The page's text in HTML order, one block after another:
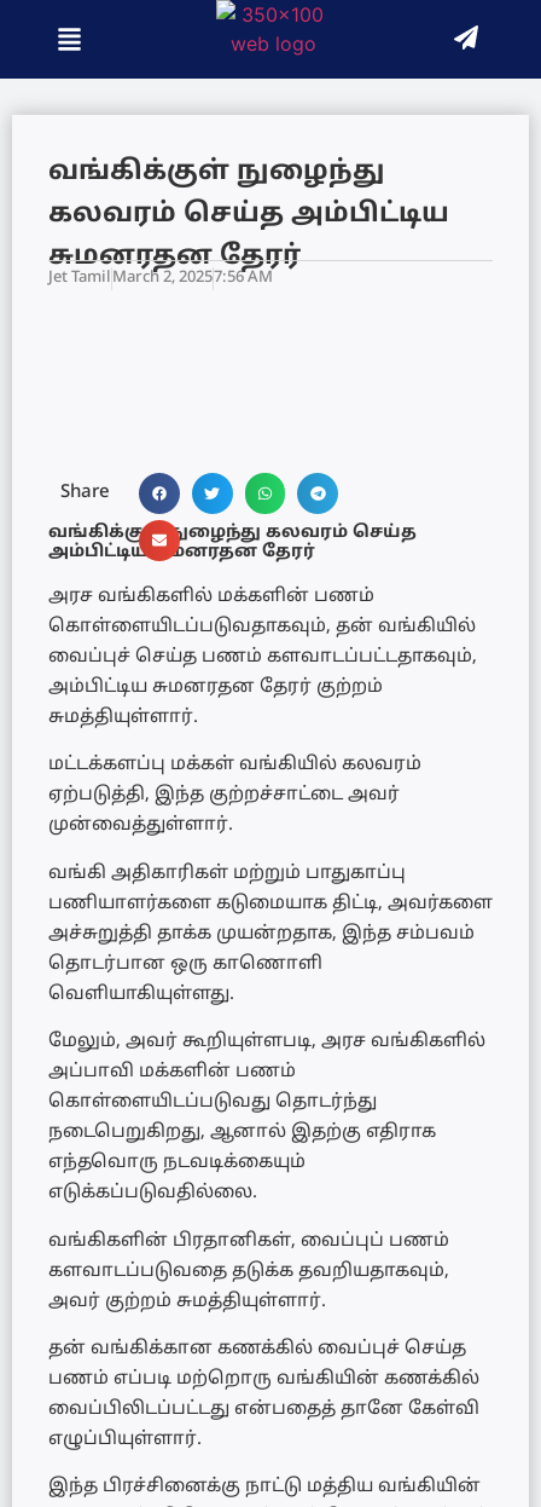
வங்கிக்குள் நுழைந்து
கலவரம் செய்த அம்பிட்டிய
சுமனரதன தேரர்
Jet TamilMarch 2, 20257:56 AM
Share
வங்கிக்குள் நுழைந்து கலவரம் செய்த
அம்பிட்டிய சுமனரதன தேரர்
அரச வங்கிகளில் மக்களின் பணம்
கொள்ளையிடப்படுவதாகவும், தன் வங்கியில்
வைப்புச் செய்த பணம் களவாடப்பட்டதாகவும்,
அம்பிட்டிய சுமனரதன தேரர் குற்றம்
சுமத்தியுள்ளார்.
மட்டக்களப்பு மக்கள் வங்கியில் கலவரம்
ஏற்படுத்தி, இந்த குற்றச்சாட்டை அவர்
முன்வைத்துள்ளார்.
வங்கி அதிகாரிகள் மற்றும் பாதுகாப்பு
பணியாளர்களை கடுமையாக திட்டி, அவர்களை
அச்சுறுத்தி தாக்க முயன்றதாக, இந்த சம்பவம்
தொடர்பான ஒரு காணொளி
வெளியாகியுள்ளது.
மேலும், அவர் கூறியுள்ளபடி, அரச வங்கிகளில்
அப்பாவி மக்களின் பணம்
கொள்ளையிடப்படுவது தொடர்ந்து
நடைபெறுகிறது, ஆனால் இதற்கு எதிராக
எந்தவொரு நடவடிக்கையும்
எடுக்கப்படுவதில்லை.
வங்கிகளின் பிரதானிகள், வைப்புப் பணம்
களவாடப்படுவதை தடுக்க தவறியதாகவும்,
அவர் குற்றம் சுமத்தியுள்ளார்.
தன் வங்கிக்கான கணக்கில் வைப்புச் செய்த
பணம் எப்படி மற்றொரு வங்கியின் கணக்கில்
வைப்பிலிடப்பட்டது என்பதைத் தானே கேள்வி
எழுப்பியுள்ளார்.
இந்த பிரச்சினைக்கு நாட்டு மத்திய வங்கியின்